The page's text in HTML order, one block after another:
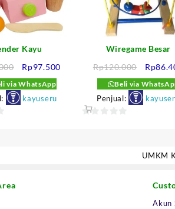
Kayu
Harga
aslinya
adalah:
Rp135.000.
Rp97.500Harga
adalah:
Rp97.500.
via WhatsApp
kayuseru
Wiregame Besar
Rp120.000
Harga
aslinya
adalah:
Rp
Beli via
Penjual:
UMKM
Akun